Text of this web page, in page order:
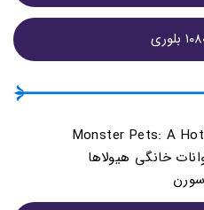
Monster Pets: A
خانگی هیولاها